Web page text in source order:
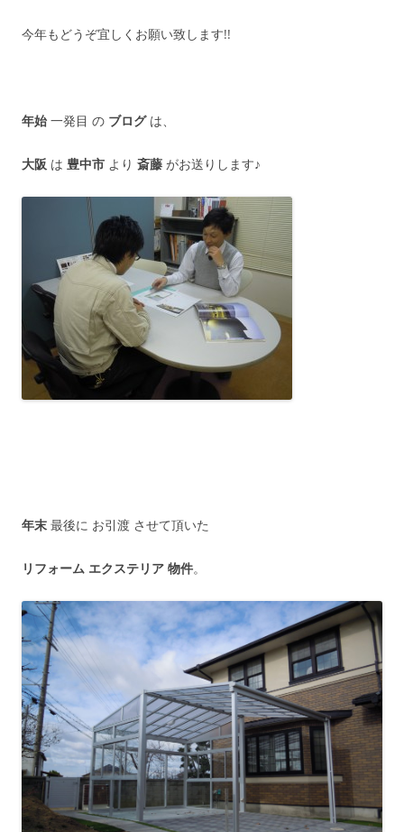
今年もどうぞ宜しくお願い致します!!
年始 一発目 の ブログ は、
大阪 は 豊中市 より 斎藤 がお送りします♪
年末 最後に お引渡 させて頂いた
リフォーム エクステリア 物件。